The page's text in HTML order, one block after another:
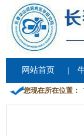
网站首页
您现在所在位置：